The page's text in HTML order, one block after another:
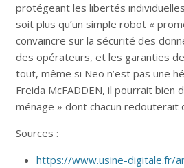
protégeant les libertés
soit plus qu’un simple robot «
convaincre sur la sécurité des
des opérateurs, et les garanties
tout, même si Neo n’est pas une
Freida McFADDEN, il pourrait bien
ménage » dont chacun
Sources :
https://www.usine-digitale.fr/